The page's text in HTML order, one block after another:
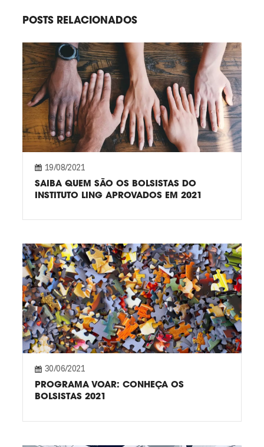
POSTS RELACIONADOS
19/08/2021
SAIBA QUEM SÃO OS BOLSISTAS DO
INSTITUTO LING APROVADOS EM 2021
30/06/2021
PROGRAMA VOAR: CONHEÇA OS
BOLSISTAS 2021